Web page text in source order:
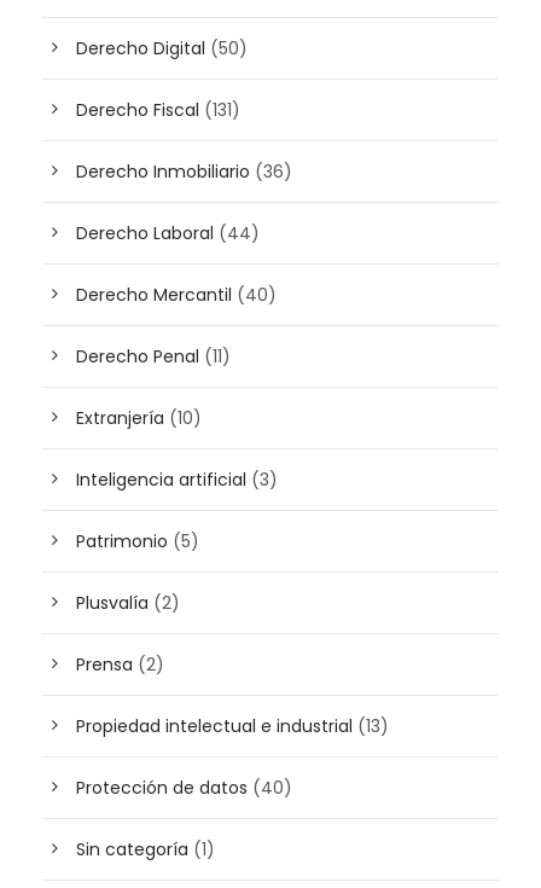
Derecho Digital (50)
Derecho Fiscal (131)
Derecho Inmobiliario (36)
Derecho Laboral (44)
Derecho Mercantil (40)
Derecho Penal (11)
Extranjería (10)
Inteligencia artificial (3)
Patrimonio (5)
Plusvalía (2)
Prensa (2)
Propiedad intelectual e industrial (13)
Protección de datos (40)
Sin categoría (1)